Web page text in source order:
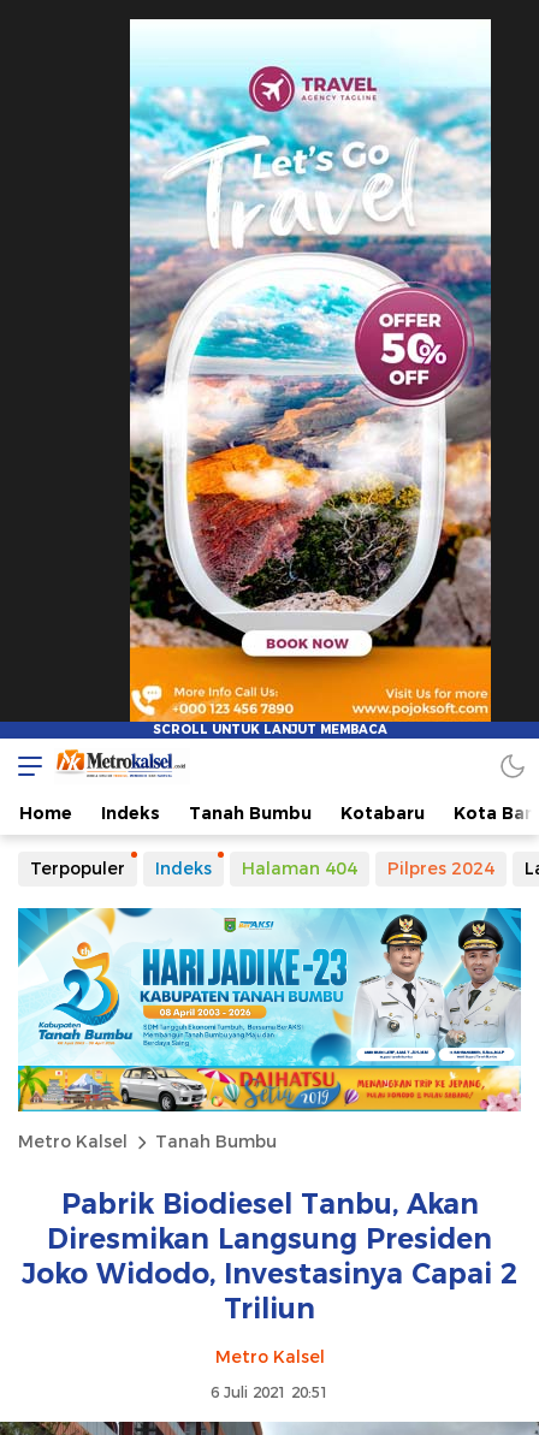
Home Indeks Tanah Bumbu Kotabaru Kota
Terpopuler Indeks Halaman 404 Pilpres 2024
Metro Kalsel Tanah Bumbu
Pabrik Biodiesel Tanbu, Akan
Diresmikan Langsung Presiden
Joko Widodo, Investasinya Capai 2
Triliun
Metro Kalsel
6 Juli 2021 20:51